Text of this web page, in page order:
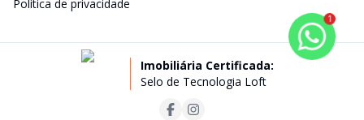
Política de privacidade
Imobiliária Certificada:
Selo de Tecnologia Loft
1